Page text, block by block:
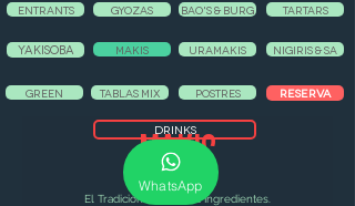
MAKIS
El Tradicional con 1 o 2 Ingredientes.
ENTRANTS GYOZAS BAO'S & BURG TARTARS
YAKISOBA MAKIS URAMAKIS NIGIRIS & SA
GREEN TABLAS MIX POSTRES RESERVA
DRINKS
WhatsApp